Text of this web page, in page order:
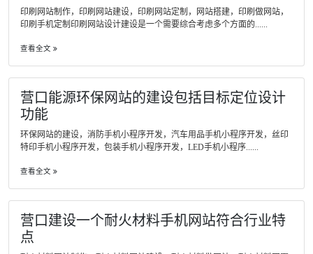
印刷网站制作，印刷网站建设，印刷网站定制，网站搭建，印刷做网站，
印刷手机定制印刷网站设计建设是一个需要综合考虑多个方面的......
查看全文
营口能源环保网站的建设包括目标定位设计
功能
环保网站的建设，消防手机小程序开发，汽车用品手机小程序开发，丝印
特印手机小程序开发，包装手机小程序开发，LED手机小程序......
查看全文
营口建设一个耐火材料手机网站符合行业特
点